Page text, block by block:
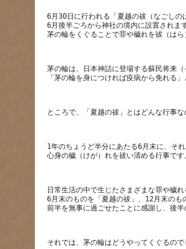
6月30日に行われる「夏越の祓（なごしの
6月後半ごろから神社の境内に設置されます
茅の輪は、日本神話に登場する蘇民将来
1年のちょうど半分にあたる6月末に、そ
日常生活の中で生じたさまざまな罪や穢
6月末のものを「夏越の祓」、12月末のも